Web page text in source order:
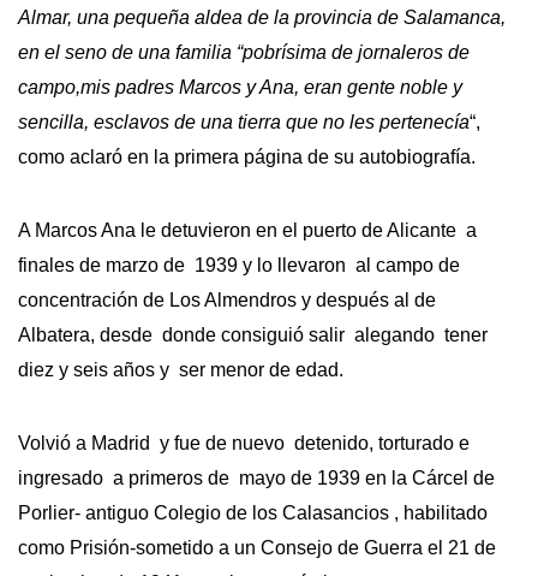
Almar, una pequeña aldea de la provincia de Salamanca,
en el seno de una familia “pobrísima de jornaleros de
campo,mis padres Marcos y Ana, eran gente noble y
sencilla, esclavos de una tierra que no les pertenecía“,
como aclaró en la primera página de su autobiografía.
A Marcos Ana le detuvieron en el puerto de Alicante a
finales de marzo de 1939 y lo llevaron al campo de
concentración de Los Almendros y después al de
Albatera, desde donde consiguió salir alegando tener
diez y seis años y ser menor de edad.
Volvió a Madrid y fue de nuevo detenido, torturado e
ingresado a primeros de mayo de 1939 en la Cárcel de
Porlier- antiguo Colegio de los Calasancios , habilitado
como Prisión-sometido a un Consejo de Guerra el 21 de